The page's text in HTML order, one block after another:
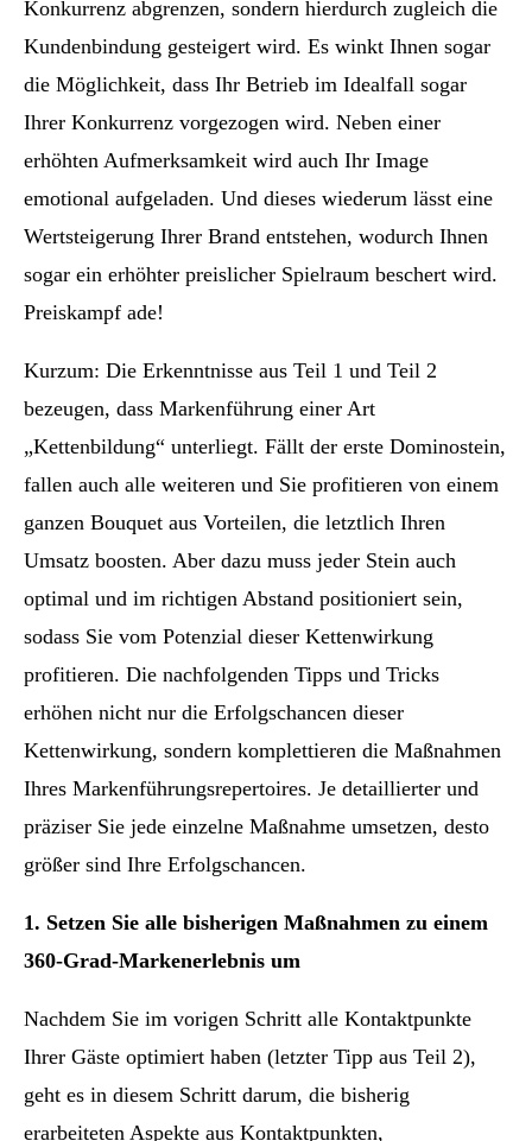
Konkurrenz abgrenzen, sondern hierdurch zugleich die
Kundenbindung gesteigert wird. Es winkt Ihnen sogar
die Möglichkeit, dass Ihr Betrieb im Idealfall sogar
Ihrer Konkurrenz vorgezogen wird. Neben einer
erhöhten Aufmerksamkeit wird auch Ihr Image
emotional aufgeladen. Und dieses wiederum lässt eine
Wertsteigerung Ihrer Brand entstehen, wodurch Ihnen
sogar ein erhöhter preislicher Spielraum beschert wird.
Preiskampf ade!
Kurzum: Die Erkenntnisse aus Teil 1 und Teil 2
bezeugen, dass Markenführung einer Art
„Kettenbildung“ unterliegt. Fällt der erste Dominostein,
fallen auch alle weiteren und Sie profitieren von einem
ganzen Bouquet aus Vorteilen, die letztlich Ihren
Umsatz boosten. Aber dazu muss jeder Stein auch
optimal und im richtigen Abstand positioniert sein,
sodass Sie vom Potenzial dieser Kettenwirkung
profitieren. Die nachfolgenden Tipps und Tricks
erhöhen nicht nur die Erfolgschancen dieser
Kettenwirkung, sondern komplettieren die Maßnahmen
Ihres Markenführungsrepertoires. Je detaillierter und
präziser Sie jede einzelne Maßnahme umsetzen, desto
größer sind Ihre Erfolgschancen.
1. Setzen Sie alle bisherigen Maßnahmen zu einem
360-Grad-Markenerlebnis um
Nachdem Sie im vorigen Schritt alle Kontaktpunkte
Ihrer Gäste optimiert haben (letzter Tipp aus Teil 2),
geht es in diesem Schritt darum, die bisherig
erarbeiteten Aspekte aus Kontaktpunkten,